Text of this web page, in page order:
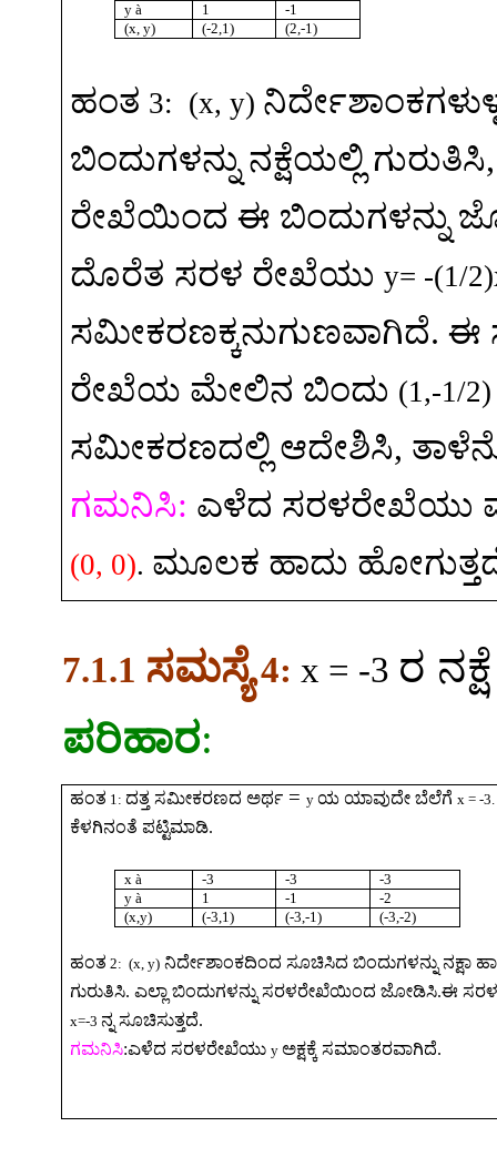
y à 1
-1
(x, y)
(-2,1) (2,-1)
ಹಂತ 3: (x, y)
ಬಿಂದುಗಳನ್ನು ನಕ್ಷೆಯಲ್ಲಿ ಗುರುತಿಸಿ
ರೇಖೆಯಿಂದ ಈ ಬಿಂದುಗಳನ್ನು
ದೊರೆತ ಸರಳ ರೇಖೆಯು y= -(1/
ಸಮೀಕರಣಕ್ಕನುಗುಣವಾಗಿದೆ.ಈ
ರೇಖೆಯ ಮೇಲಿನ ಬಿಂದು (1,-1/
ಸಮೀಕರಣದಲ್ಲಿ ಆದೇಶಿಸಿ,
ಗಮನಿಸಿ: ಎಳೆದ ಸರಳರೇಖೆಯು
(0, 0). ಮೂಲಕ ಹಾದು
7.1.1 ಸಮಸ್ಯೆ 4: x = -3 ರ ನಕ್ಷೆ
ಪರಿಹಾರ:
ಹಂತ 1:ದತ್ತ ಸಮೀಕರಣದ ಅರ್ಥ =yಯ ಯಾವುದೇ ಬೆಲೆಗೆ x = -
ಕೆಳಗಿನಂತೆ ಪಟ್ಟಿಮಾಡಿ.
x à -3 -3
-3
y à 1 -1
-2
(x,y)
(-3,1) (-3,-1) (-3,-2)
ಹಂತ 2: (x, y) ನಿರ್ದೇಶಾಂಕದಿಂದ ಸೂಚಿಸಿದ ಬಿಂದುಗಳನ್ನು ನಕ್ಷಾ
ಗುರುತಿಸಿ.ಎಲ್ಲಾ ಬಿಂದುಗಳನ್ನು ಸರಳರೇಖೆಯಿಂದ ಜೋಡಿಸಿ.ಈ
x=-3ನ್ನ ಸೂಚಿಸುತ್ತದೆ.
ಗಮನಿಸಿ:ಎಳೆದ ಸರಳರೇಖೆಯು yಅಕ್ಷಕ್ಕೆ ಸಮಾಂತರವಾಗಿದೆ.